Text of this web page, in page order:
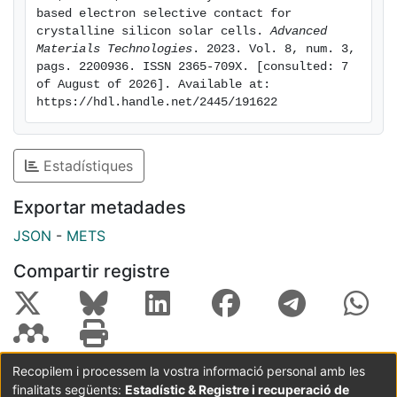
based electron selective contact for
crystalline silicon solar cells. Advanced
Materials Technologies . 2023. Vol. 8, num. 3,
pags. 2200936. ISSN 2365-709X. [consulted: 7
of August of 2026]. Available at:
https://hdl.handle.net/2445/191622
Estadístiques
Exportar metadades
JSON - METS
Compartir registre
Coordinació:CRAI UB Avís legal Metadades
Recopilem i processem la vostra informació personal amb les
finalitats següents: Estadístic & Registre i recuperació de